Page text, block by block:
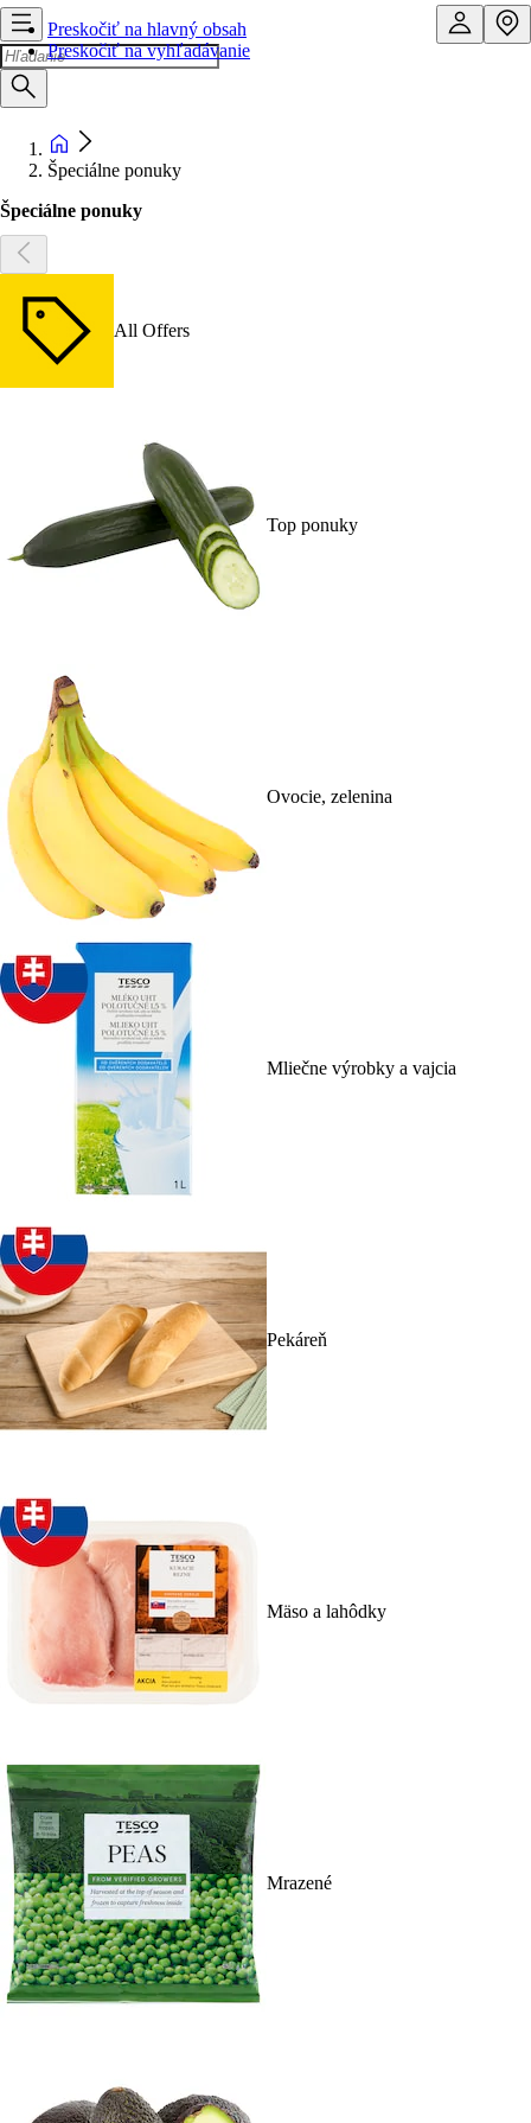
Preskočiť na hlavný obsah
Preskočiť na vyhľadávanie
Špeciálne ponuky
Špeciálne ponuky
All Offers
Top ponuky
Ovocie, zelenina
Mliečne výrobky a vajcia
Pekáreň
Mäso a lahôdky
Mrazené